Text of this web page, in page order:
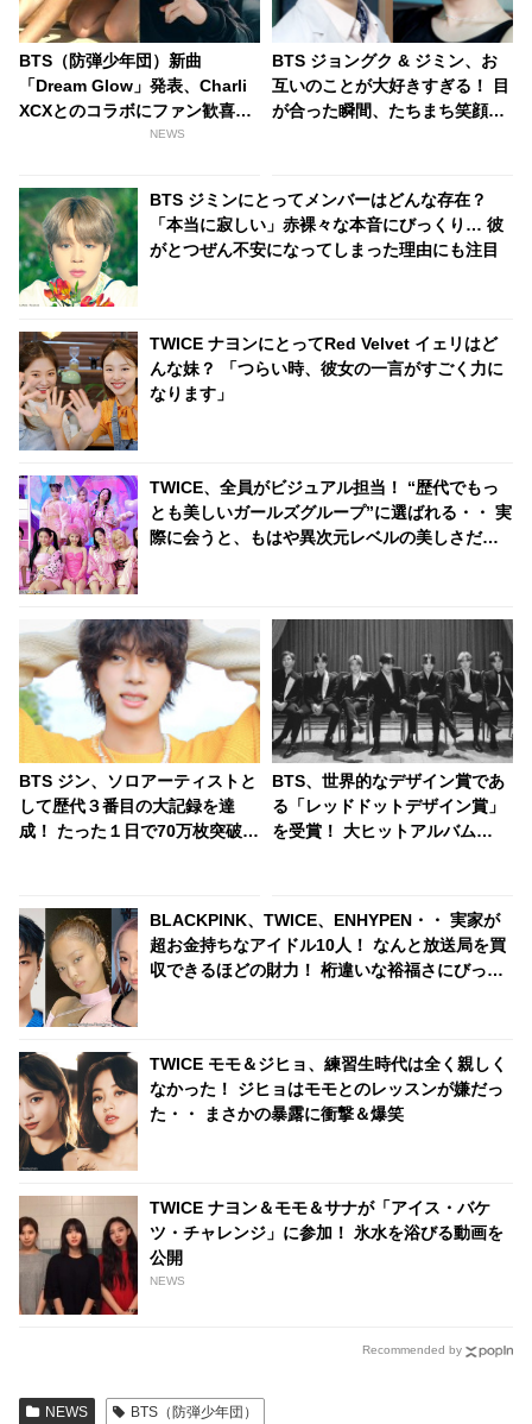
BTS（防弾少年団）新曲
「Dream Glow」発表、Charli
XCXとのコラボにファン歓喜！
そして…共同制作者が明かすジ
彼の絶望から生まれた歌」
NEWS
BTS ジョングク & ジミン、お
互いのことが大好きすぎる！ 目
が合った瞬間、たちまち笑顔
BTS ジミンにとってメンバーはどんな存在？
「本当に寂しい」赤裸々な本音にびっくり… 彼
がとつぜん不安になってしまった理由にも注目
TWICE ナヨンにとってRed Velvet イェリはど
んな妹？ 「つらい時、彼女の一言がすごく力に
なります」
TWICE、全員がビジュアル担当！ “歴代でもっ
とも美しいガールズグループ”に選ばれる・・ 実
際に会うと、もはや異次元レベルの美しさだと
BTS ジン、ソロアーティストと
して歴代３番目の大記録を達
成！ たった１日で70万枚突破！
BTS、世界的なデザイン賞であ
る「レッドドットデザイン賞」
を受賞！ 大ヒットアルバム
BLACKPINK、TWICE、ENHYPEN・・ 実家が
超お金持ちなアイドル10人！ なんと放送局を買
収できるほどの財力！ 桁違いな裕福さにびっく
TWICE モモ＆ジヒョ、練習生時代は全く親しく
なかった！ ジヒョはモモとのレッスンが嫌だっ
た・・ まさかの暴露に衝撃＆爆笑
TWICE ナヨン＆モモ＆サナが「アイス・バケ
ツ・チャレンジ」に参加！ 氷水を浴びる動画を
公開
NEWS
Recommended by
NEWS BTS（防弾少年団）